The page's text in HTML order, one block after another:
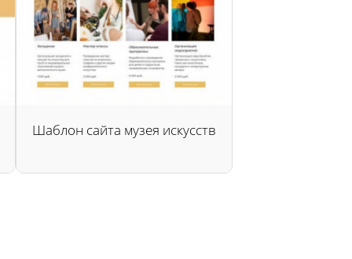
Шаблон сайта музея искусств